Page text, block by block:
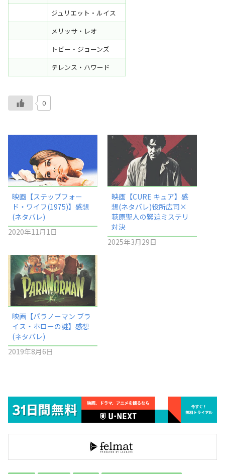
ジュリエット・ルイス
メリッサ・レオ
トビー・ジョーンズ
テレンス・ハワード
0
映画【ステップフォー
ド・ワイフ(1975)】感想
(ネタバレ)
2020年11月1日
映画【CURE キュア】感
想(ネタバレ)役所広司×
萩原聖人の緊迫ミステリ
対決
2025年3月29日
映画【パラノーマン ブラ
イス・ホローの謎】感想
(ネタバレ)
2019年8月6日